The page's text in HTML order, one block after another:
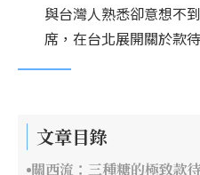
與台灣人熟悉卻意想不
席，在台北展開關於款
文章目錄
關西流：三種糖的極致款